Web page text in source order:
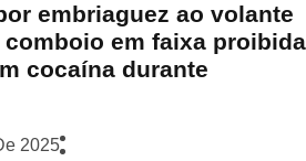
embriaguez ao volante
em faixa proibida
cocaína durante
2025